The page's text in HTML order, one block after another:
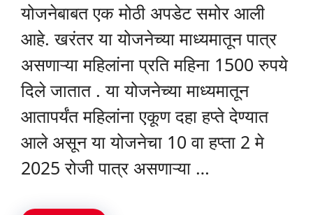
योजनेबाबत एक मोठी अपडेट समोर आली
आहे. खरंतर या योजनेच्या माध्यमातून पात्र
असणाऱ्या महिलांना प्रति महिना 1500 रुपये
दिले जातात . या योजनेच्या माध्यमातून
आतापर्यंत महिलांना एकूण दहा हप्ते देण्यात
आले असून या योजनेचा 10 वा हप्ता 2 मे
2025 रोजी पात्र असणाऱ्या …